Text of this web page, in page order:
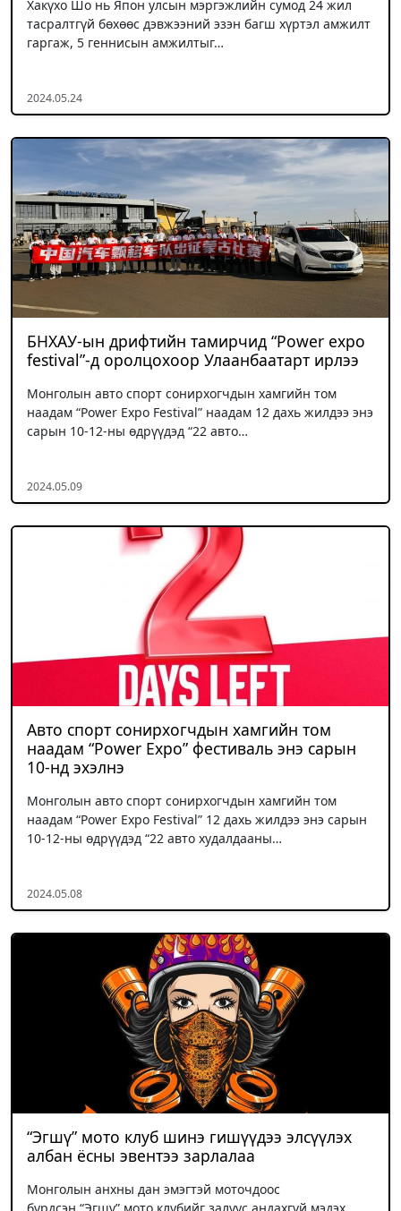
Хакүхо Шо нь Япон улсын мэргэжлийн сумод 24 жил
тасралтгүй бөхөөс дэвжээний эзэн багш хүртэл амжилт
гаргаж, 5 геннисын амжилтыг…
2024.05.24
БНХАУ-ын дрифтийн тамирчид “Power expo
festival”-д оролцохоор Улаанбаатарт ирлээ
Монголын авто спорт сонирхогчдын хамгийн том
наадам “Power Expo Festival” наадам 12 дахь жилдээ энэ
сарын 10-12-ны өдрүүдэд “22 авто…
2024.05.09
Авто спорт сонирхогчдын хамгийн том
наадам “Power Expo” фестиваль энэ сарын
10-нд эхэлнэ
Монголын авто спорт сонирхогчдын хамгийн том
наадам “Power Expo Festival” 12 дахь жилдээ энэ сарын
10-12-ны өдрүүдэд “22 авто худалдааны…
2024.05.08
“Эгшү” мото клуб шинэ гишүүдээ элсүүлэх
албан ёсны эвентээ зарлалаа
Монголын анхны дан эмэгтэй моточдоос